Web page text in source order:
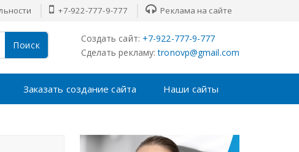
+7-922-777-9-777 Реклама на сайте
Поиск
Создать сайт: +7-922-777-9-777
Сделать рекламу: tronovp@gmail.com
Заказать создание сайта Наши сайты